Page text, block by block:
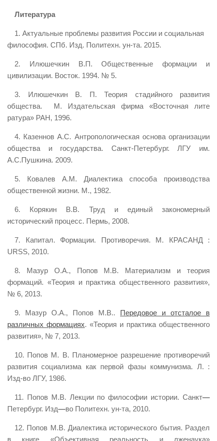
Литература
1. Актуальные проблемы развития России и социальная
философия. СПб. Изд. Политехн. ун-та. 2015.
2. Илюшечкин В.П. Общественные формации и
цивилизации. Восток. 1994. № 5.
3. Илюшечкин В. П. Теория стадийного развития
общества. М. Издательская фирма «Восточная лите
ратура» РАН, 1996.
4. Казеннов А.С. Антропологическая основа организации
общества и государства. Санкт-Петербург. ЛГУ им.
А.С.Пушкина. 2009.
5. Ковалев А.М. Диалектика способа производства
общественной жизни. М., 1982.
6. Корякин В.В. Труд и единый закономерный
исторический процесс. Пермь, 2008.
7. Капитал. Формации. Противоречия. М. КРАСАНД :
URSS, 2010.
8. Мазур О.А., Попов М.В. Материализм и теория
формаций. «Теория и практика общественного развития»,
№ 6, 2013.
9. Мазур О.А., Попов М.В.. Передовое и отсталое в
различных формациях. «Теория и практика общественного
развития», № 7, 2013.
10. Попов М. В. Планомерное разрешение противоречий
развития социализма как первой фазы коммунизма. Л. :
Изд-во ЛГУ, 1986.
11. Попов М.В. Лекции по философии истории. Санкт—
Петербург. Изд—во Политехн. ун-та, 2010.
12. Попов М.В. Диалектика исторического бытия. Раздел
в книге «Объективная реальность и лженаука»